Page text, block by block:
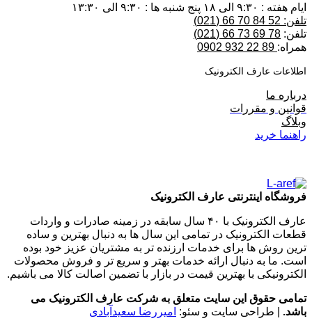
ایام هفته : ۹:۳۰ الی ۱۸ پنج شنبه ها : ۹:۳۰ الی ۱۳:۳۰
تلفن: 52 84 70 66 (021)
تلفن: 78 69 73 66 (021)
همراه:
اطلاعات عارف الکترونیک
درباره ما
قوانین و مقررات
وبلاگ
راهنما خرید
فروشگاه اینترنتی عارف الکترونیک
عارف الکترونیک با ۴۰ سال سابقه در زمینه صادرات و واردات
قطعات الکترونیک در تمامی این سال ها به دنبال بهترین و ساده
ترین روش ها برای خدمات ارزنده تر به مشتریان عزیز خود بوده
است. ما به دنبال ارائه خدمات بهتر و سریع تر و فروش محصولات
الکترونیکی با بهترین قیمت در بازار با تضمین اصالت کالا می باشیم.
تمامی حقوق این سایت متعلق به شرکت عارف الکترونیک می
باشد. | طراحی سایت و سئو: امیررضا سعیدآبادی